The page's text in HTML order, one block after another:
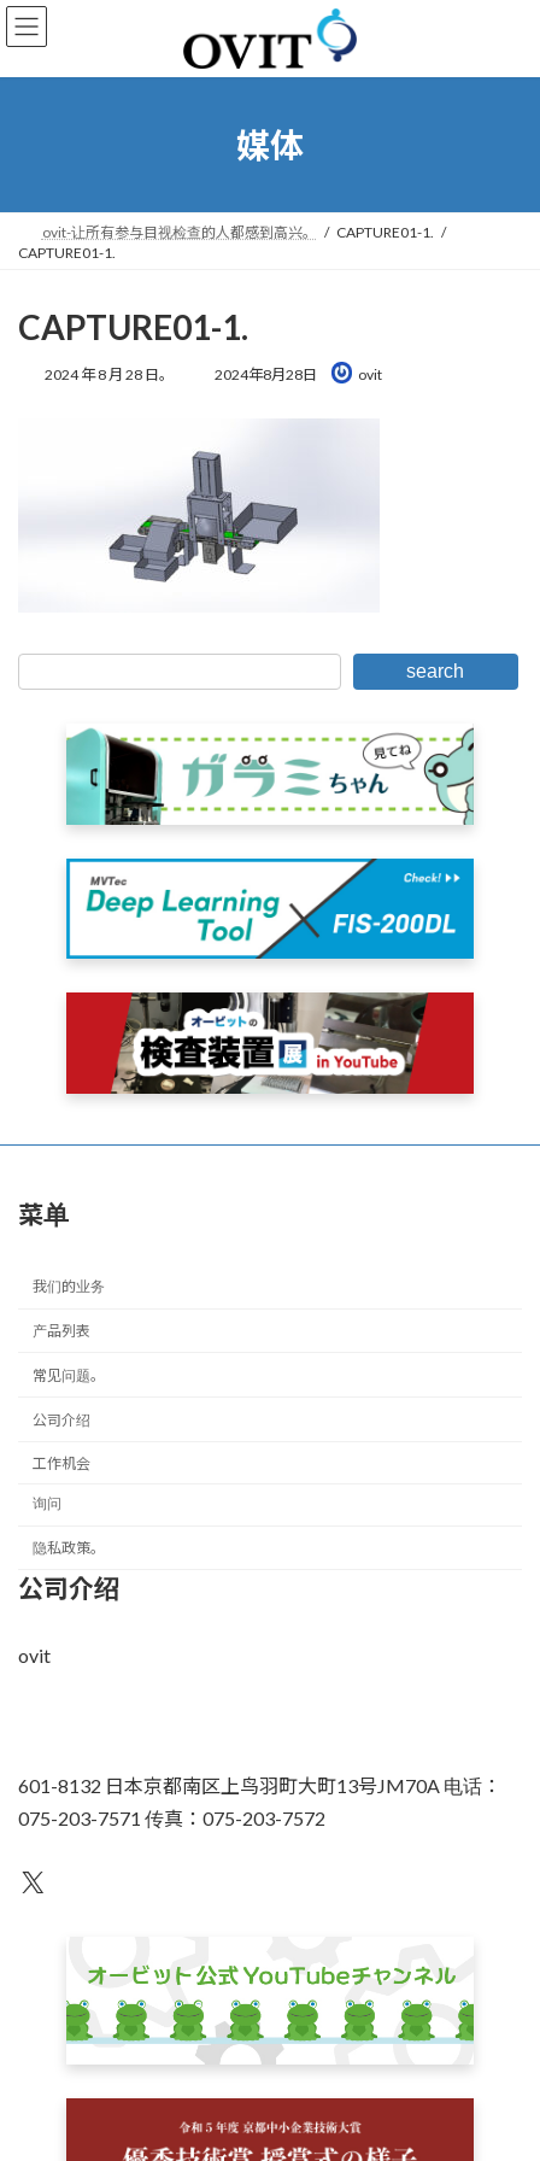
跳
到
容
转
到
航
媒体
ovit-让所有参与目视检查的人都感到高兴。
CAPTURE01-1.
CAPTURE01-1.
CAPTURE01-1.
2024 年 8 月 28 日。
最
时
间：
2024年8月28日 ovit
search
菜单
我们的业务
产品列表
常见问题。
公司介绍
工作机会
询问
隐私政策。
公司介绍
ovit
601-8132 日本京都南区上鸟羽町大町13号JM70A 电话：
075-203-7571 传真：075-203-7572
不为人知